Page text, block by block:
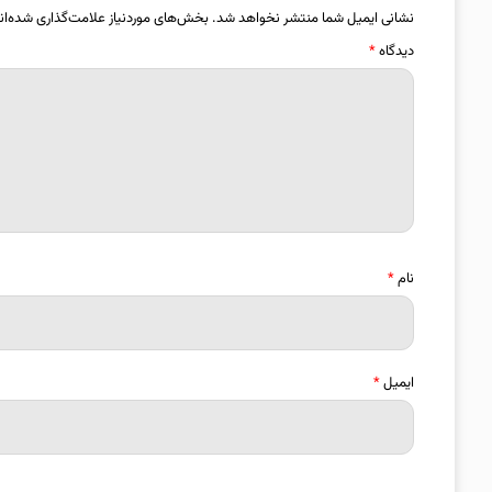
نشانی ایمیل شما منتشر نخواهد شد. بخش‌های موردنیاز علامت‌گذاری
دیدگاه*
نام*
ایمیل*